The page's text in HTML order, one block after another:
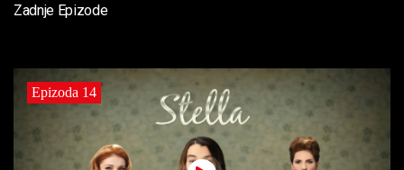
Zadnje Epizode
Epizoda 14